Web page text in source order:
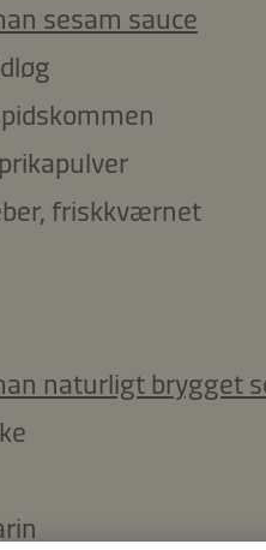
sesam sauce
friskkværnet
naturligt brygget